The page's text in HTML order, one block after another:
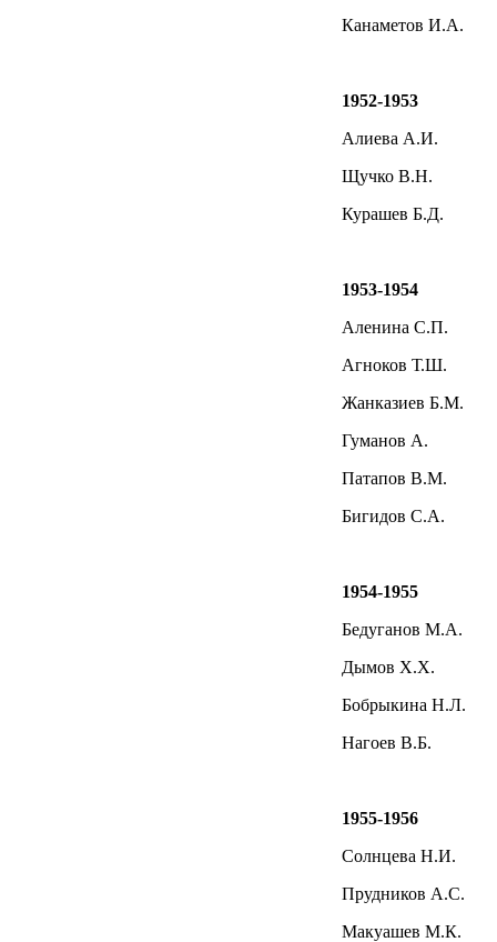
Канаметов И.А.
1952-1953
Алиева А.И.
Щучко В.Н.
Курашев Б.Д.
1953-1954
Аленина С.П.
Агноков Т.Ш.
Жанказиев Б.М.
Гуманов А.
Патапов В.М.
Бигидов С.А.
1954-1955
Бедуганов М.А.
Дымов Х.Х.
Бобрыкина Н.Л.
Нагоев В.Б.
1955-1956
Солнцева Н.И.
Прудников А.С.
Макуашев М.К.